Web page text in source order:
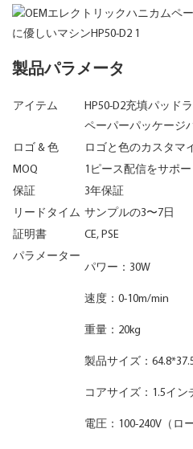
製品パラメータ
アイテム
HP50-D2充填パッド
ペーパーパッケージ
ロゴ & 色
ロゴと色のカスタマ
MOQ
1ピース配信をサポ
保証
3年保証
リードタイム サンプルの3〜7日
証明書
CE, PSE
パラメーター
パワー：30W
速度：0-10m/min
重量：20kg
製品サイズ：
コアサイズ：1.5イン
電圧：100-240V（ロ